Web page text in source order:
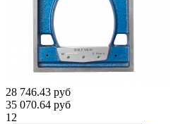
28 746.43 руб
35 070.64 руб
12